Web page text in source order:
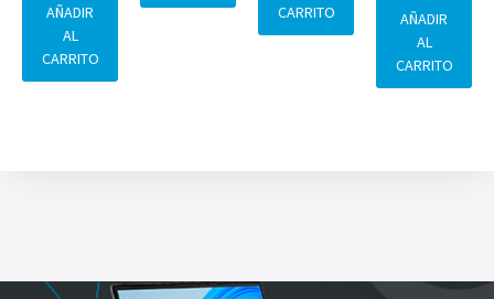
AÑADIR
AL
CARRITO
CARRITO
AÑADIR
AL
CARRITO